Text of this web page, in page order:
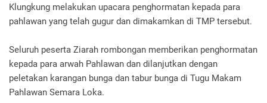
Klungkung melakukan upacara penghormatan kepada para
pahlawan yang telah gugur dan dimakamkan di TMP tersebut.
Seluruh peserta Ziarah rombongan memberikan penghormatan
kepada para arwah Pahlawan dan dilanjutkan dengan
peletakan karangan bunga dan tabur bunga di Tugu Makam
Pahlawan Semara Loka.